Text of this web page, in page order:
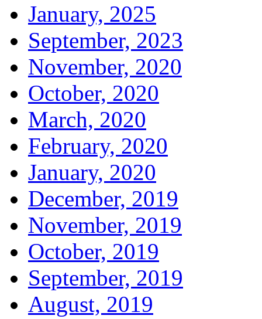
January, 2025
September, 2023
November, 2020
October, 2020
March, 2020
February, 2020
January, 2020
December, 2019
November, 2019
October, 2019
September, 2019
August, 2019